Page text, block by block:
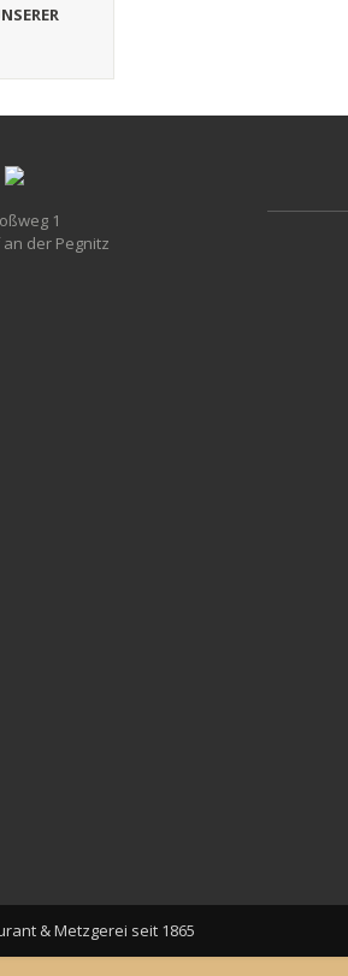
1
an der Pegnitz
& Metzgerei seit 1865